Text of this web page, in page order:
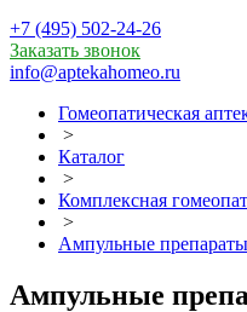
+7 (495) 502-24-26
Заказать звонок
info@aptekahomeo.ru
Гомеопатическая
>
Каталог
>
Комплексная
>
Ампульные препараты
Ампульные